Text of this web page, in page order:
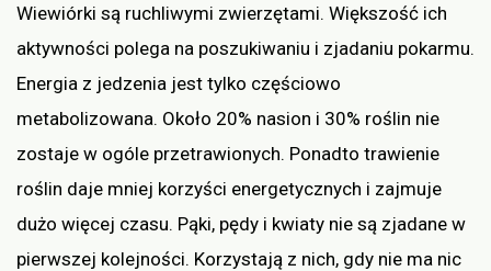
Wiewiórki są ruchliwymi zwierzętami. Większość ich
aktywności polega na poszukiwaniu i zjadaniu pokarmu.
Energia z jedzenia jest tylko częściowo
metabolizowana. Około 20% nasion i 30% roślin nie
zostaje w ogóle przetrawionych. Ponadto trawienie
roślin daje mniej korzyści energetycznych i zajmuje
dużo więcej czasu. Pąki, pędy i kwiaty nie są zjadane w
pierwszej kolejności. Korzystają z nich, gdy nie ma nic